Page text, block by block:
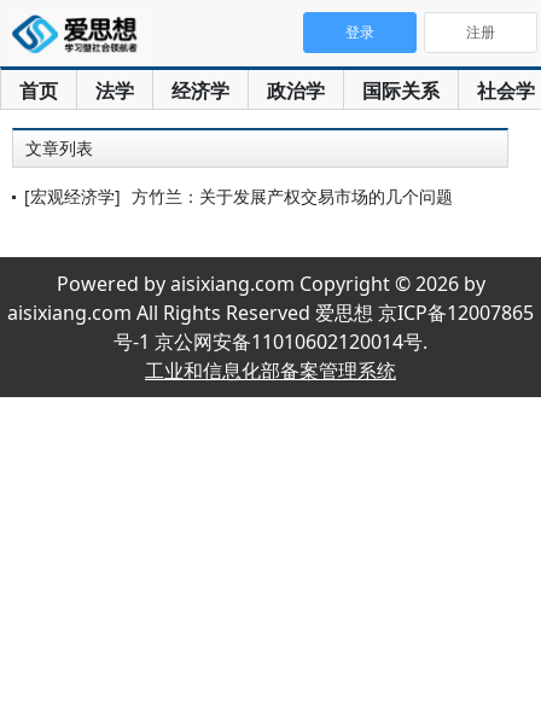
首页 法学 经济学 政治学 国际关系 社会学
登录 注册
文章列表
[宏观经济学] 方竹兰：关于发展产权交易市场的几个问题
Powered by aisixiang.com Copyright © 2026 by
aisixiang.com All Rights Reserved 爱思想 京ICP备12007865
号-1 京公网安备11010602120014号.
工业和信息化部备案管理系统